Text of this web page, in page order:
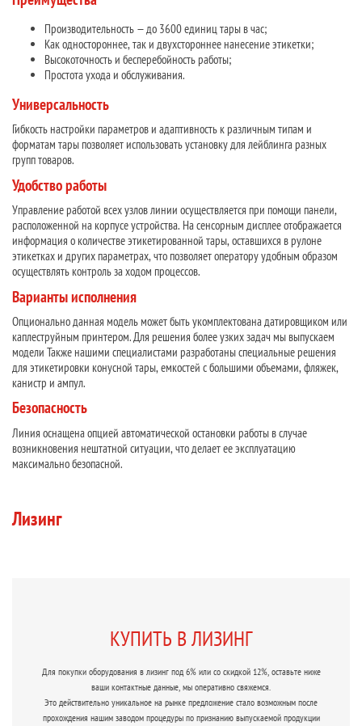
Производительность — до 3600 единиц тары в час;
Как одностороннее, так и двухстороннее нанесение этикетки;
Высокоточность и бесперебойность работы;
Простота ухода и обслуживания.
Универсальность
Гибкость настройки параметров и адаптивность к различным типам и
форматам тары позволяет использовать установку для лейблинга разных
групп товаров.
Удобство работы
Управление работой всех узлов линии осуществляется при помощи панели,
расположенной на корпусе устройства. На сенсорным дисплее отображается
информация о количестве этикетированной тары, оставшихся в рулоне
этикетках и других параметрах, что позволяет оператору удобным образом
осуществлять контроль за ходом процессов.
Варианты исполнения
Опционально данная модель может быть укомплектована датировщиком или
каплеструйным принтером. Для решения более узких задач мы выпускаем
модели Также нашими специалистами разработаны специальные решения
для этикетировки конусной тары, емкостей с большими объемами, фляжек,
канистр и ампул.
Безопасность
Линия оснащена опцией автоматической остановки работы в случае
возникновения нештатной ситуации, что делает ее эксплуатацию
максимально безопасной.
Лизинг
КУПИТЬ В ЛИЗИНГ
Для покупки оборудования в лизинг под 6% или со скидкой 12%, оставьте ниже
ваши контактные данные, мы оперативно свяжемся.
Это действительно уникальное на рынке предложение стало возможным после
прохождения нашим заводом процедуры по признанию выпускаемой продукции